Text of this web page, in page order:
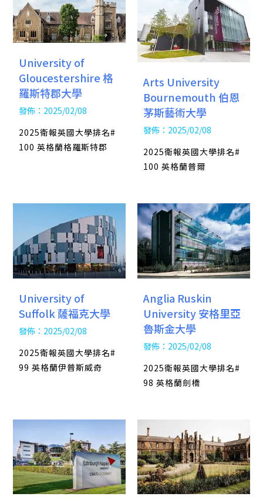
University of
Gloucestershire 格
羅斯特郡大學
發佈：2025/02/08
2025衛報英國大學排名#
100 英格蘭格羅斯特郡
Arts University
Bournemouth 伯恩
茅斯藝術大學
發佈：2025/02/08
2025衛報英國大學排名#
100 英格蘭普爾
University of
Suffolk 薩福克大學
發佈：2025/02/08
2025衛報英國大學排名#
99 英格蘭伊普斯威奇
Anglia Ruskin
University 安格里亞
魯斯金大學
發佈：2025/02/08
2025衛報英國大學排名#
98 英格蘭劍橋